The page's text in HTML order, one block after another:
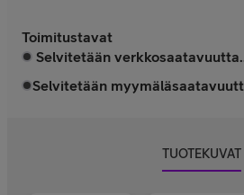
Toimitustavat
Selvitetään
Selvitetään
TUOTEKUVAT